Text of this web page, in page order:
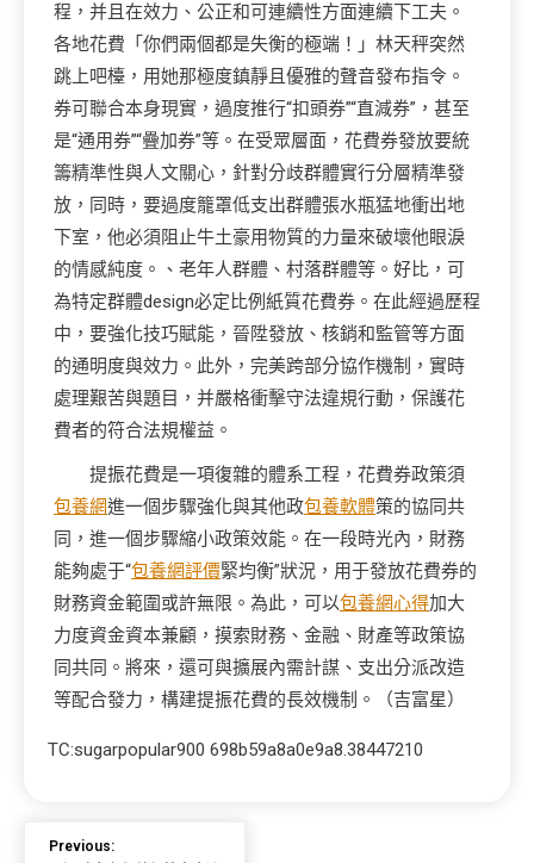
程，并且在效力、公正和可連續性方面連續下工夫。
各地花費「你們兩個都是失衡的極端！」林天秤突然
跳上吧檯，用她那極度鎮靜且優雅的聲音發布指令。
券可聯合本身現實，過度推行“扣頭券”“直減券”，甚至
是“通用券”“疊加券”等。在受眾層面，花費券發放要統
籌精準性與人文關心，針對分歧群體實行分層精準發
放，同時，要過度籠罩低支出群體張水瓶猛地衝出地
下室，他必須阻止牛土豪用物質的力量來破壞他眼淚
的情感純度。、老年人群體、村落群體等。好比，可
為特定群體design必定比例紙質花費券。在此經過歷程
中，要強化技巧賦能，晉陞發放、核銷和監管等方面
的通明度與效力。此外，完美跨部分協作機制，實時
處理艱苦與題目，并嚴格衝擊守法違規行動，保護花
費者的符合法規權益。
提振花費是一項復雜的體系工程，花費券政策須
包養網進一個步驟強化與其他政包養軟體策的協同共
同，進一個步驟縮小政策效能。在一段時光內，財務
能夠處于“包養網評價緊均衡”狀況，用于發放花費券的
財務資金範圍或許無限。為此，可以包養網心得加大
力度資金資本兼顧，摸索財務、金融、財產等政策協
同共同。將來，還可與擴展內需計謀、支出分派改造
等配合發力，構建提振花費的長效機制。
（吉富星）
TC:sugarpopular900 698b59a8a0e9a8.38447210
Previous: